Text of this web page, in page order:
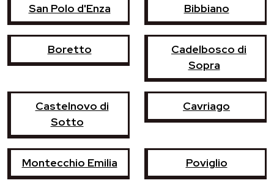
San Polo d'Enza Bibbiano
Boretto
Cadelbosco di
Sopra
Castelnovo di
Sotto
Cavriago
Montecchio Emilia Poviglio